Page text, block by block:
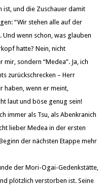
ist, und die Zuschauer damit
“Wir stehen alle auf der
Und wenn schon, was glauben
hatte? Nein, nicht
mir, sondern “Medea”. Ja, ich
zurückschrecken – Herr
haben, wenn er meint,
laut und böse genug sein!
immer als Tsu, als Abenkranich
lieber Medea in der ersten
der nächsten Etappe mehr
der Mori-Ogai-Gedenkstätte,
plötzlich verstorben ist. Seine